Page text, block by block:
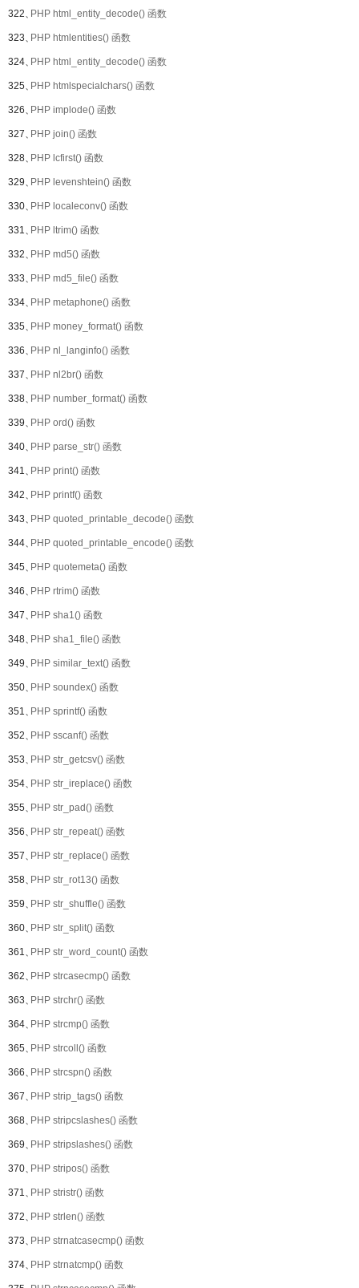
322、PHP html_entity_decode() 函数
323、PHP htmlentities() 函数
324、PHP html_entity_decode() 函数
325、PHP htmlspecialchars() 函数
326、PHP implode() 函数
327、PHP join() 函数
328、PHP lcfirst() 函数
329、PHP levenshtein() 函数
330、PHP localeconv() 函数
331、PHP ltrim() 函数
332、PHP md5() 函数
333、PHP md5_file() 函数
334、PHP metaphone() 函数
335、PHP money_format() 函数
336、PHP nl_langinfo() 函数
337、PHP nl2br() 函数
338、PHP number_format() 函数
339、PHP ord() 函数
340、PHP parse_str() 函数
341、PHP print() 函数
342、PHP printf() 函数
343、PHP quoted_printable_decode() 函数
344、PHP quoted_printable_encode() 函数
345、PHP quotemeta() 函数
346、PHP rtrim() 函数
347、PHP sha1() 函数
348、PHP sha1_file() 函数
349、PHP similar_text() 函数
350、PHP soundex() 函数
351、PHP sprintf() 函数
352、PHP sscanf() 函数
353、PHP str_getcsv() 函数
354、PHP str_ireplace() 函数
355、PHP str_pad() 函数
356、PHP str_repeat() 函数
357、PHP str_replace() 函数
358、PHP str_rot13() 函数
359、PHP str_shuffle() 函数
360、PHP str_split() 函数
361、PHP str_word_count() 函数
362、PHP strcasecmp() 函数
363、PHP strchr() 函数
364、PHP strcmp() 函数
365、PHP strcoll() 函数
366、PHP strcspn() 函数
367、PHP strip_tags() 函数
368、PHP stripcslashes() 函数
369、PHP stripslashes() 函数
370、PHP stripos() 函数
371、PHP stristr() 函数
372、PHP strlen() 函数
373、PHP strnatcasecmp() 函数
374、PHP strnatcmp() 函数